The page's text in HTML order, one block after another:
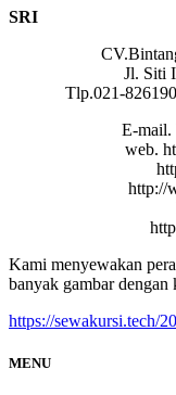
SRI
Jl. Siti
Tlp.021-
E-mail.
web.
http://
Kami menyewakan
banyak gambar
https://sewakursi.tech/
MENU